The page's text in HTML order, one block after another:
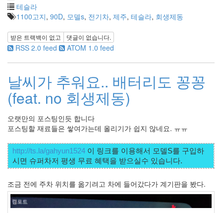
테슬라
1100고지, 90D, 모델s, 전기차, 제주, 테슬라, 회생제동
받은 트랙백이 없고 댓글이 없습니다.
RSS 2.0 feed ATOM 1.0 feed
날씨가 추워요.. 배터리도 꽁꽁
(feat. no 회생제동)
오랫만의 포스팅인듯 합니다
포스팅할 재료들은 쌓여가는데 올리기가 쉽지 않네요. ㅠㅠ
http://ts.la/gahyun1524 이 링크를 이용해서 모델S를 구입하
조금 전에 주차 위치를 옮기려고 차에 들어갔다가 계기판을 봤다.
스
OpenSource
Release
SWT
이
보
드
자
바
pspsdk
차
데
아